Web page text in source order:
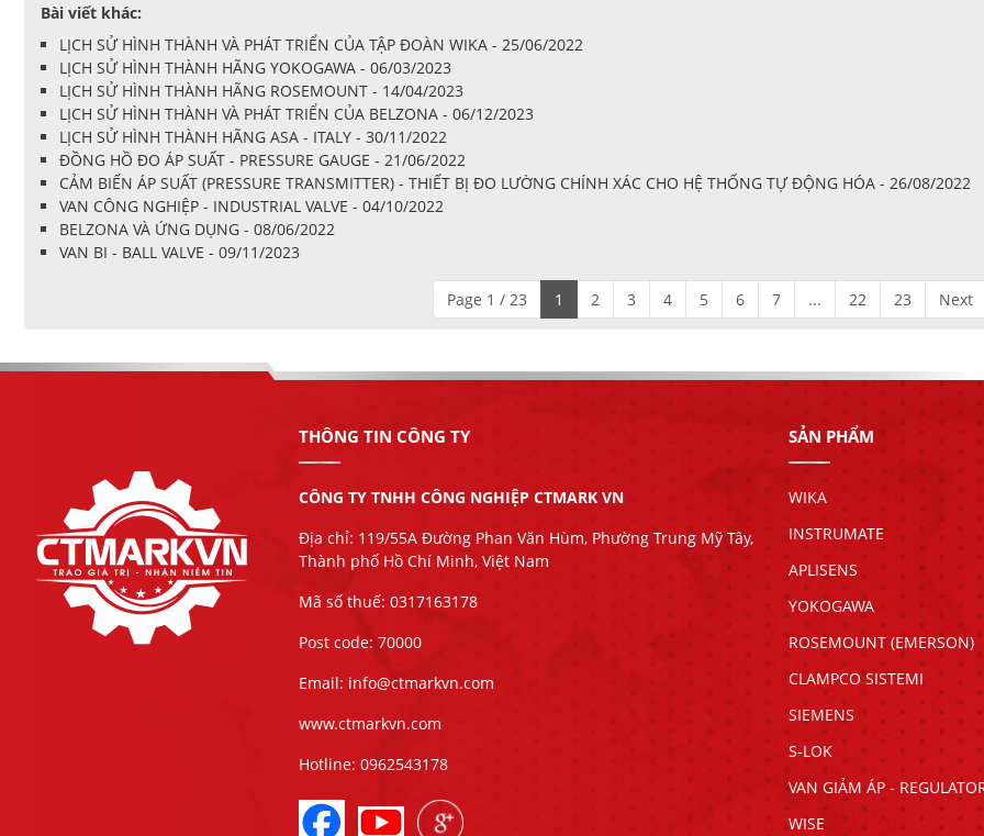
Bài viết khác:
LỊCH SỬ HÌNH THÀNH VÀ PHÁT TRIỂN CỦA TẬP ĐOÀN WIKA - 25/06/2022
LỊCH SỬ HÌNH THÀNH HÃNG YOKOGAWA - 06/03/2023
LỊCH SỬ HÌNH THÀNH HÃNG ROSEMOUNT - 14/04/2023
LỊCH SỬ HÌNH THÀNH VÀ PHÁT TRIỂN CỦA BELZONA - 06/12/2023
LỊCH SỬ HÌNH THÀNH HÃNG ASA - ITALY - 30/11/2022
ĐỒNG HỒ ĐO ÁP SUẤT - PRESSURE GAUGE - 21/06/2022
CẢM BIẾN ÁP SUẤT (PRESSURE TRANSMITTER) - THIẾT BỊ ĐO LƯỜNG CHÍNH XÁC CHO HỆ THỐNG TỰ ĐỘNG HÓA - 26/08/2022
VAN CÔNG NGHIỆP - INDUSTRIAL VALVE - 04/10/2022
BELZONA VÀ ỨNG DỤNG - 08/06/2022
VAN BI - BALL VALVE - 09/11/2023
Page 1 / 23 1 2 3 4 5 6 7 ... 22 23 Next
THÔNG TIN CÔNG TY
CÔNG TY TNHH CÔNG NGHIỆP CTMARK VN
Địa chỉ: 119/55A Đường Phan Văn Hùm, Phường Trung Mỹ Tây,
Thành phố Hồ Chí Minh, Việt Nam
Mã số thuế: 0317163178
Post code: 70000
Email: info@ctmarkvn.com
www.ctmarkvn.com
Hotline: 0962543178
SẢN PHẨM
WIKA
INSTRUMATE
APLISENS
YOKOGAWA
ROSEMOUNT (EMERSON)
CLAMPCO SISTEMI
SIEMENS
S-LOK
VAN GIẢM ÁP -
WISE